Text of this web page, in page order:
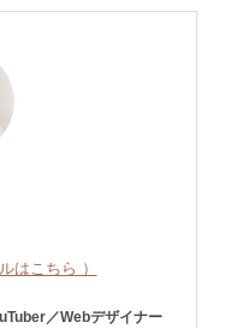
はこちら ）
／Webデザイナー